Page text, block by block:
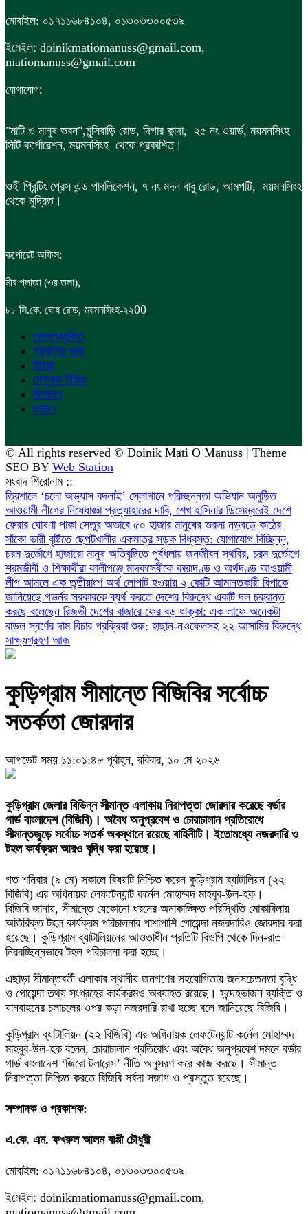
মোবাইল: ০১৭১১৬৮৪১০৪, ০১৩০৩৩০০৫৩৯
ইমেইল: doinikmatiomanuss@gmail.com,
matiomanuss@gmail.com
যোগাযোগ:
"মাটি ও মানুষ ভবন",মুন্সিবাড়ি রোড, দিগার কান্দা, ২৫ নং ওয়ার্ড, ময়মনসিংহ
সিটি কর্পোরেশন, ময়মনসিংহ থেকে প্রকাশিত।
ওহী প্রিন্টিং প্রেস এন্ড পাবলিকেশন, ৭ নং মদন বাবু রোড, আমপট্টি, ময়মনসিংহ
থেকে মুদ্রিত।
কর্পোরেট অফিস:
মীর প্লাজা (৩য় তলা),
৮৮ সি.কে. ঘোষ রোড, ময়মনসিংহ-২২00
তথ্যপ্রযুক্তি
প্রবাসের খবর
ফিচার
ফেসবুক নিউজ
বিনোদন
ভ্রমণ
© All rights reserved © Doinik Mati O Manuss | Theme
SEO BY Web Station
সংবাদ শিরোনাম ::
‎ত্রিশালে ‘চলো অভ্যাস বদলাই’ স্লোগানে পরিচ্ছন্নতা অভিযান অনুষ্ঠিত
আওয়ামী লীগের নিষেধাজ্ঞা প্রত্যাহারের দাবি, শেখ হাসিনার ডিসেম্বরেই দেশে
ফেরার ঘোষণা পাকা সেতুর অভাবে ৫০ হাজার মানুষের ভরসা নড়বড়ে কাঠের
সাঁকো ভারী বৃষ্টিতে ছেপটখালীর একমাত্র সড়ক বিধ্বস্ত: যোগাযোগ বিচ্ছিন্ন,
চরম দুর্ভোগে হাজারো মানুষ অতিবৃষ্টিতে পূর্বধলায় জনজীবন স্থবির, চরম দুর্ভোগে
শ্রমজীবী ও শিক্ষার্থীরা কালীগঞ্জে মাদকসেবীকে কারাদণ্ড ও অর্থদণ্ড আওয়ামী
লীগ আমলে এক তৃতীয়াংশ অর্থ লোপাট হওয়ায় ২ কোটি আমানতকারী বিপাকে
জানিয়েছে গভর্নর সরকারকে ব্যর্থ করতে দেশের বিরুদ্ধে একটি দল চক্রান্ত
করছে বলেছেন রিজভী দেশের বাজারে ফের বড় ধাক্কা: এক লাফে অনেকটা
বাড়ল স্বর্ণের দাম বিচার প্রক্রিয়া শুরু: হাছান-নওফেলসহ ২২ আসামির বিরুদ্ধে
সাক্ষ্যগ্রহণ আজ
কুড়িগ্রাম সীমান্তে বিজিবির সর্বোচ্চ
সতর্কতা জোরদার
আপডেট সময় ১১:০১:৪৮ পূর্বাহ্ন, রবিবার, ১০ মে ২০২৬
কুড়িগ্রাম জেলার বিভিন্ন সীমান্ত এলাকায় নিরাপত্তা জোরদার করেছে বর্ডার
গার্ড বাংলাদেশ (বিজিবি)। অবৈধ অনুপ্রবেশ ও চোরাচালান প্রতিরোধে
সীমান্তজুড়ে সর্বোচ্চ সতর্ক অবস্থানে রয়েছে বাহিনীটি। ইতোমধ্যে নজরদারি ও
টহল কার্যক্রম আরও বৃদ্ধি করা হয়েছে।
গত শনিবার (৯ মে) সকালে বিষয়টি নিশ্চিত করেন কুড়িগ্রাম ব্যাটালিয়ন (২২
বিজিবি) এর অধিনায়ক লেফটেন্যান্ট কর্নেল মোহাম্মদ মাহবুব-উল-হক।
বিজিবি জানায়, সীমান্তে যেকোনো ধরনের অনাকাঙ্ক্ষিত পরিস্থিতি মোকাবিলায়
অতিরিক্ত টহল কার্যক্রম পরিচালনার পাশাপাশি গোয়েন্দা নজরদারিও জোরদার করা
হয়েছে। কুড়িগ্রাম ব্যাটালিয়নের আওতাধীন প্রতিটি বিওপি থেকে দিন-রাত
নিরবচ্ছিন্নভাবে টহল পরিচালনা করা হচ্ছে।
এছাড়া সীমান্তবর্তী এলাকার স্থানীয় জনগণের সহযোগিতায় জনসচেতনতা বৃদ্ধি
ও গোয়েন্দা তথ্য সংগ্রহের কার্যক্রমও অব্যাহত রয়েছে। সন্দেহভাজন ব্যক্তি ও
যানবাহনের চলাচলের ওপর কড়া নজরদারি রাখা হচ্ছে বলে জানিয়েছে বিজিবি।
কুড়িগ্রাম ব্যাটালিয়ন (২২ বিজিবি) এর অধিনায়ক লেফটেন্যান্ট কর্নেল মোহাম্মদ
মাহবুব-উল-হক বলেন, চোরাচালান প্রতিরোধ এবং অবৈধ অনুপ্রবেশ দমনে বর্ডার
গার্ড বাংলাদেশ ‘জিরো টলারেন্স’ নীতি অনুসরণ করে কাজ করছে। সীমান্ত
নিরাপত্তা নিশ্চিত করতে বিজিবি সর্বদা সজাগ ও প্রস্তুত রয়েছে।
সম্পাদক ও প্রকাশক:
এ.কে. এম. ফখরুল আলম বাপ্পী চৌধুরী
মোবাইল: ০১৭১১৬৮৪১০৪, ০১৩০৩৩০০৫৩৯
ইমেইল: doinikmatiomanuss@gmail.com,